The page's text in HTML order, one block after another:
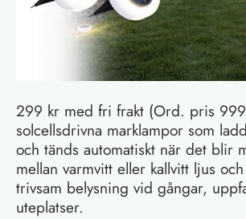
299 kr med fri frakt (Ord. pris
solcellsdrivna marklampor som
och tänds automatiskt när det blir
mellan varmvitt eller kallvitt ljus
trivsam belysning vid gångar,
uteplatser.